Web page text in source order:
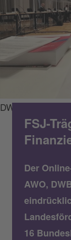
DWBO
FSJ-
Der
AWO,
16